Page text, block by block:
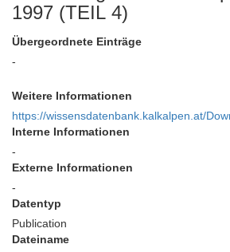
1997 (TEIL 4)
Übergeordnete Einträge
-
Weitere Informationen
https://wissensdatenbank.kalkalpen.at/
Interne Informationen
-
Externe Informationen
-
Datentyp
Publication
Dateiname